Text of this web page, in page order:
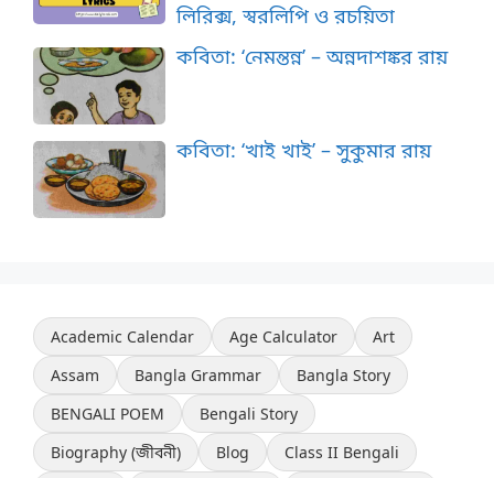
লিরিক্স, স্বরলিপি ও রচয়িতা
কবিতা: ‘নেমন্তন্ন’ – অন্নদাশঙ্কর রায়
কবিতা: ‘খাই খাই’ – সুকুমার রায়
Academic Calendar Age Calculator
Art
Assam
Bangla Grammar
Bangla Story
BENGALI POEM
Bengali Story
Biography (জীবনী)
Blog
Class II Bengali